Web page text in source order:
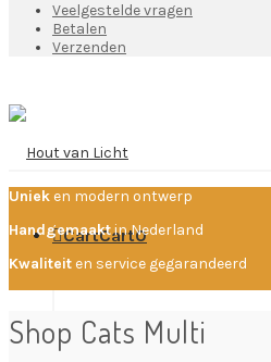
Veelgestelde vragen
Betalen
Verzenden
CartCart0
Your cart is empty.
Home
Unieken modern ontwerp
Handgemaaktin Nederland
Kwaliteiten service gegarandeerd
Shop Cats Multi